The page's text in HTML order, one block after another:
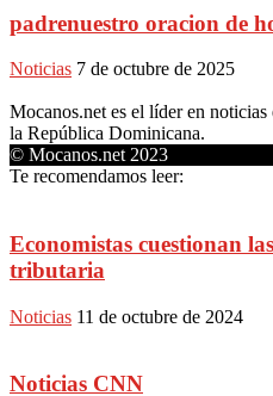
padrenuestro oracion de
Noticias 7 de octubre de 2025
Mocanos.net es el líder en
la República Dominicana.
© Mocanos.net 2023
Te recomendamos leer:
Economistas cuestionan
tributaria
Noticias 11 de octubre de 2024
Noticias CNN